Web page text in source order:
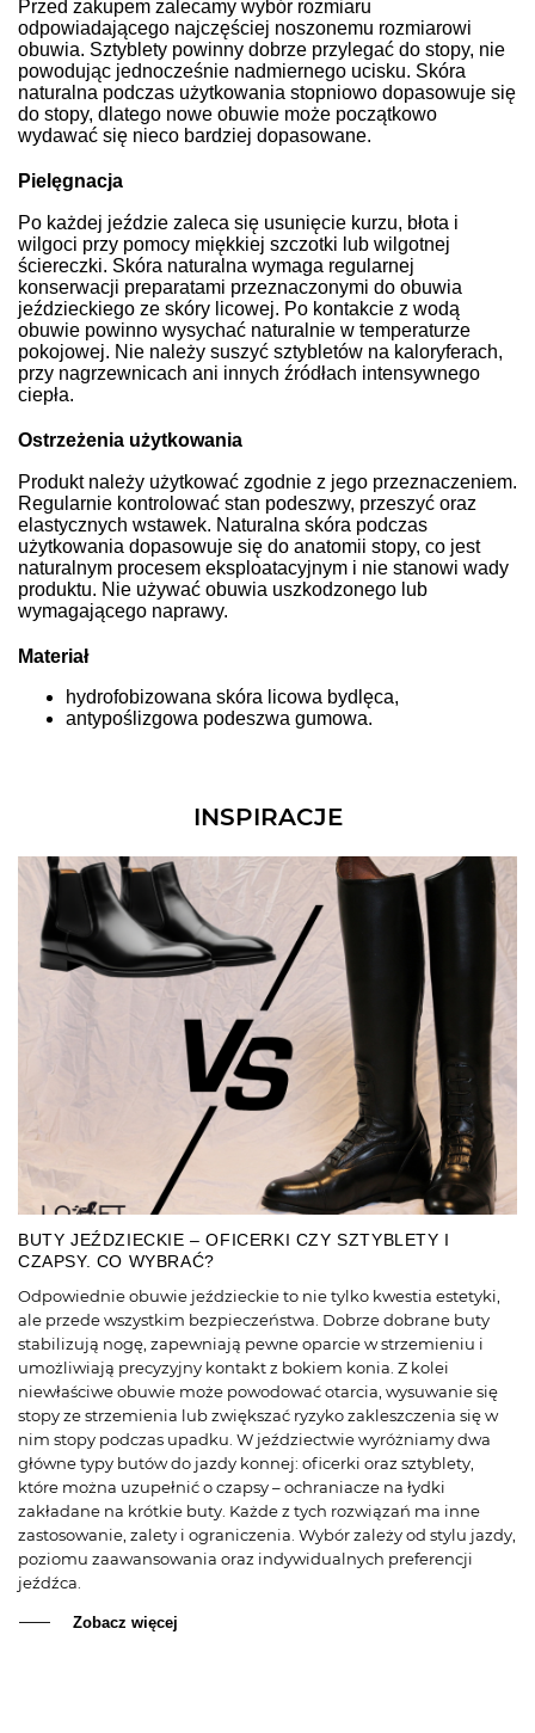
Przed zakupem zalecamy wybór rozmiaru
odpowiadającego najczęściej noszonemu rozmiarowi
obuwia. Sztyblety powinny dobrze przylegać do stopy, nie
powodując jednocześnie nadmiernego ucisku. Skóra
naturalna podczas użytkowania stopniowo dopasowuje się
do stopy, dlatego nowe obuwie może początkowo
wydawać się nieco bardziej dopasowane.
Pielęgnacja
Po każdej jeździe zaleca się usunięcie kurzu, błota i
wilgoci przy pomocy miękkiej szczotki lub wilgotnej
ściereczki. Skóra naturalna wymaga regularnej
konserwacji preparatami przeznaczonymi do obuwia
jeździeckiego ze skóry licowej. Po kontakcie z wodą
obuwie powinno wysychać naturalnie w temperaturze
pokojowej. Nie należy suszyć sztybletów na kaloryferach,
przy nagrzewnicach ani innych źródłach intensywnego
ciepła.
Ostrzeżenia użytkowania
Produkt należy użytkować zgodnie z jego przeznaczeniem.
Regularnie kontrolować stan podeszwy, przeszyć oraz
elastycznych wstawek. Naturalna skóra podczas
użytkowania dopasowuje się do anatomii stopy, co jest
naturalnym procesem eksploatacyjnym i nie stanowi wady
produktu. Nie używać obuwia uszkodzonego lub
wymagającego naprawy.
Materiał
hydrofobizowana skóra licowa bydlęca,
antypoślizgowa podeszwa gumowa.
INSPIRACJE
BUTY JEŹDZIECKIE – OFICERKI CZY SZTYBLETY I
CZAPSY. CO WYBRAĆ?
Odpowiednie obuwie jeździeckie to nie tylko kwestia estetyki,
ale przede wszystkim bezpieczeństwa. Dobrze dobrane buty
stabilizują nogę, zapewniają pewne oparcie w strzemieniu i
umożliwiają precyzyjny kontakt z bokiem konia. Z kolei
niewłaściwe obuwie może powodować otarcia, wysuwanie się
stopy ze strzemienia lub zwiększać ryzyko zakleszczenia się w
nim stopy podczas upadku. W jeździectwie wyróżniamy dwa
główne typy butów do jazdy konnej: oficerki oraz sztyblety,
które można uzupełnić o czapsy – ochraniacze na łydki
zakładane na krótkie buty. Każde z tych rozwiązań ma inne
zastosowanie, zalety i ograniczenia. Wybór zależy od stylu jazdy,
poziomu zaawansowania oraz indywidualnych preferencji
jeźdźca.
Zobacz więcej